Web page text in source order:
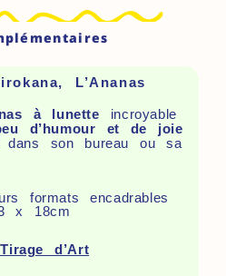
L’Ananas
à lunette incroyable
d’humour et de joie
dans son bureau ou sa
formats encadrables
x 18cm
d’Art